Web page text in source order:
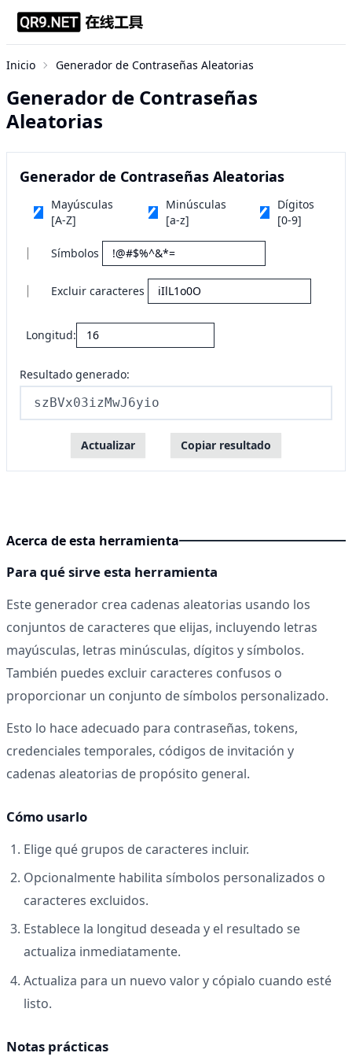
Inicio Generador de Contraseñas Aleatorias
Generador de Contraseñas
Aleatorias
Generador de Contraseñas Aleatorias
Mayúsculas
[A-Z]
Minúsculas
[a-z]
Dígitos
[0-9]
Símbolos
Excluir caracteres
Longitud:
Resultado generado:
szBVx03izMwJ6yio
Actualizar Copiar resultado
Acerca de esta herramienta
Para qué sirve esta herramienta
Este generador crea cadenas aleatorias usando los
conjuntos de caracteres que elijas, incluyendo letras
mayúsculas, letras minúsculas, dígitos y símbolos.
También puedes excluir caracteres confusos o
proporcionar un conjunto de símbolos personalizado.
Esto lo hace adecuado para contraseñas, tokens,
credenciales temporales, códigos de invitación y
cadenas aleatorias de propósito general.
Cómo usarlo
Elige qué grupos de caracteres incluir.
Opcionalmente habilita símbolos personalizados o
caracteres excluidos.
Establece la longitud deseada y el resultado se
actualiza inmediatamente.
Actualiza para un nuevo valor y cópialo cuando esté
listo.
Notas prácticas